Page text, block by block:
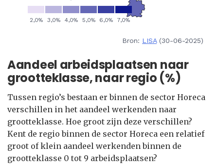
Bron: LISA(30-06-2025)
Aandeel arbeidsplaatsen naar
grootteklasse, naar regio (%)
Tussen regio’s bestaan er binnen de sector Horeca
verschillen in het aandeel werkenden naar
grootteklasse. Hoe groot zijn deze verschillen?
Kent de regio binnen de sector Horeca een relatief
groot of klein aandeel werkenden binnen de
grootteklasse 0 tot 9 arbeidsplaatsen?